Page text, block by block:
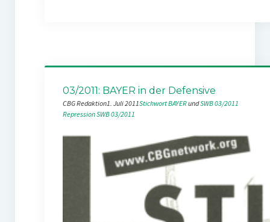
03/2011: BAYER in der Defensive
CBG Redaktion1. Juli 2011Stichwort BAYER und SWB 03/2011
RepressionSWB 03/2011